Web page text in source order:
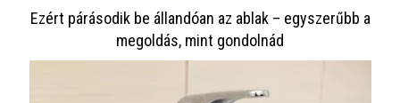
Ezért párásodik be állandóan az ablak – egyszerűbb a
megoldás, mint gondolnád